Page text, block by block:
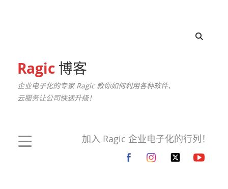
Ragic博客
企业电子化的专家 Ragic 教你如何利用各种软件、
云服务让公司快速升级！
加入 Ragic 企业电子化的行列！